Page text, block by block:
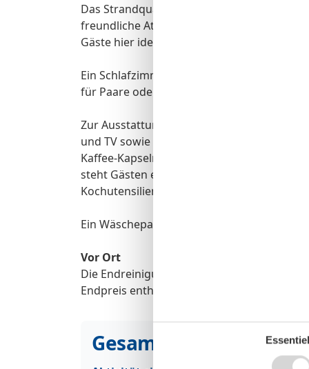
Das Strandquartier Apartment befindet
freundliche Atmosphäre. Nur rund 50
Gäste hier ideale Voraussetzungen für
Ein Schlafzimmer mit Doppelbett sowie
für Paare oder kleine Familien. Auch
Zur Ausstattung gehören ein Bad mit
und TV sowie kostenfreies WLAN.
Kaffee-Kapselmaschine zur Verfügung.
steht Gästen eine großzügige
Kochutensilien zur Verfügung.
Ein Wäschepaket mit Bettwäsche und
Vor Ort
Die Endreinigung, Wäschepakete p.P.,
Endpreis enthalten.
Gesamte Ausstattung